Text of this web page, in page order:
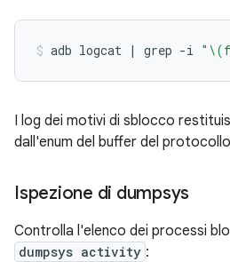
adb logcat | grep -i
I log dei motivi di sblocco
dall'enum del buffer del protocollo
Ispezione di dumpsys
Controlla l'elenco dei processi
dumpsys activity :